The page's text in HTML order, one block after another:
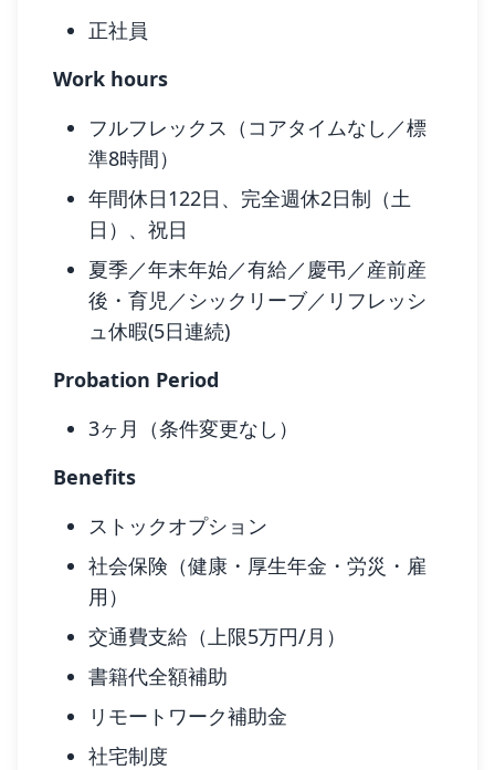
正社員
Work hours
フルフレックス（コアタイムなし／標
準8時間）
年間休日122日、完全週休2日制（土
日）、祝日
夏季／年末年始／有給／慶弔／産前産
後・育児／シックリーブ／リフレッシ
ュ休暇(5日連続)
Probation Period
3ヶ月（条件変更なし）
Benefits
ストックオプション
社会保険（健康・厚生年金・労災・雇
用）
交通費支給（上限5万円/月）
書籍代全額補助
リモートワーク補助金
社宅制度